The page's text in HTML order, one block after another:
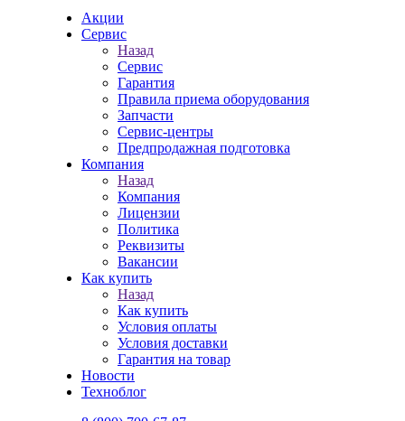
Акции
Сервис
Назад
Сервис
Гарантия
Правила приема оборудования
Запчасти
Сервис-центры
Предпродажная подготовка
Компания
Назад
Компания
Лицензии
Политика
Реквизиты
Вакансии
Как купить
Назад
Как купить
Условия оплаты
Условия доставки
Гарантия на товар
Новости
Техноблог